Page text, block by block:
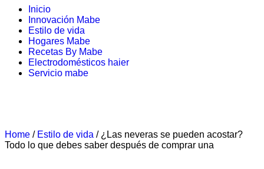
Inicio
Innovación Mabe
Estilo de vida
Hogares Mabe
Recetas By Mabe
Electrodomésticos haier
Servicio mabe
Home / Estilo de vida / ¿Las neveras se pueden acostar?
Todo lo que debes saber después de comprar una